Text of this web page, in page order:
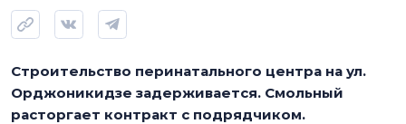
Строительство перинатального центра на ул.
Орджоникидзе задерживается. Смольный
расторгает контракт с подрядчиком.